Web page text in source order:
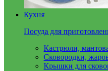
Кухня
Посуда для
Кастрюли,
Сковородки,
Крышки для